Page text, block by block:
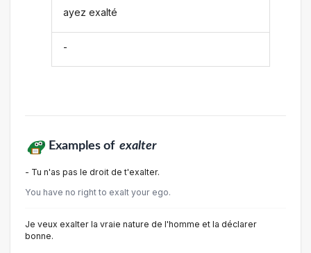
ayez exalté
-
Examples of exalter
- Tu n'as pas le droit de t'exalter.
You have no right to exalt your ego.
Je veux exalter la vraie nature de l'homme et la déclarer
bonne.